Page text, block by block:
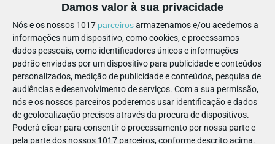
Damos valor à sua privacidade
Nós e os nossos 1017 parceirosarmazenamos e/ou acedemos a
informações num dispositivo, como cookies, e processamos
dados pessoais, como identificadores únicos e informações
padrão enviadas por um dispositivo para publicidade e conteúdos
personalizados, medição de publicidade e conteúdos, pesquisa de
audiências e desenvolvimento de serviços. Com a sua permissão,
nós e os nossos parceiros poderemos usar identificação e dados
de geolocalização precisos através da procura de dispositivos.
Poderá clicar para consentir o processamento por nossa parte e
pela parte dos nossos 1017 parceiros, conforme descrito acima.
22